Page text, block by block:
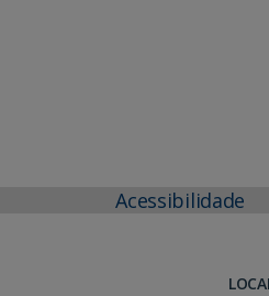
Acessibilidade